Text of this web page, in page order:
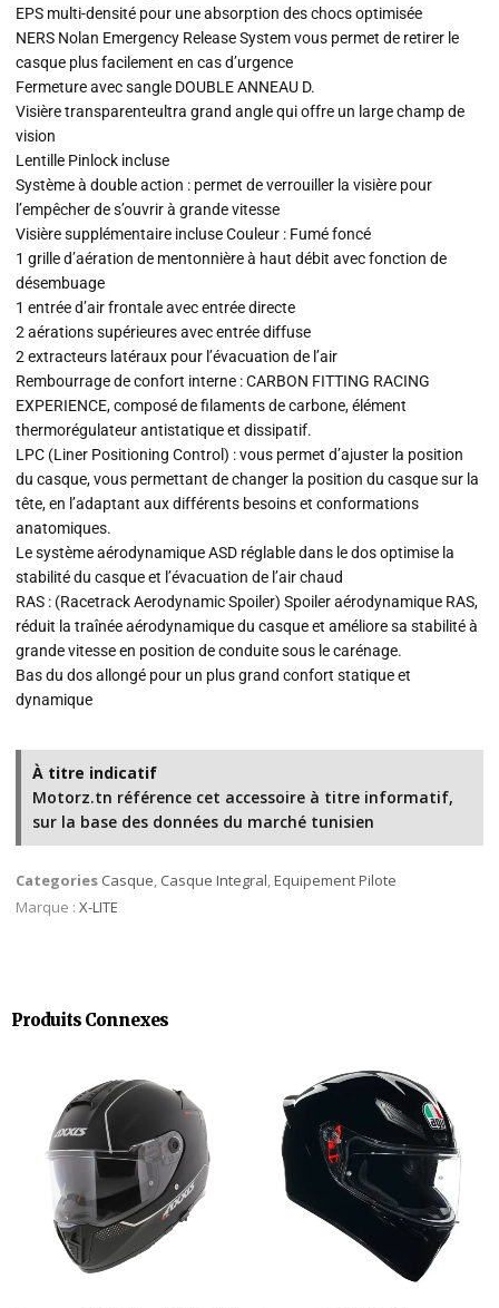
EPS multi-densité pour une absorption des chocs optimisée
NERS Nolan Emergency Release System vous permet de retirer le
casque plus facilement en cas d’urgence
Fermeture avec sangle DOUBLE ANNEAU D.
Visière transparenteultra grand angle qui offre un large champ de
vision
Lentille Pinlock incluse
Système à double action : permet de verrouiller la visière pour
l’empêcher de s’ouvrir à grande vitesse
Visière supplémentaire incluse Couleur : Fumé foncé
1 grille d’aération de mentonnière à haut débit avec fonction de
désembuage
1 entrée d’air frontale avec entrée directe
2 aérations supérieures avec entrée diffuse
2 extracteurs latéraux pour l’évacuation de l’air
Rembourrage de confort interne : CARBON FITTING RACING
EXPERIENCE, composé de filaments de carbone, élément
thermorégulateur antistatique et dissipatif.
LPC (Liner Positioning Control) : vous permet d’ajuster la position
du casque, vous permettant de changer la position du casque sur la
tête, en l’adaptant aux différents besoins et conformations
anatomiques.
Le système aérodynamique ASD réglable dans le dos optimise la
stabilité du casque et l’évacuation de l’air chaud
RAS : (Racetrack Aerodynamic Spoiler) Spoiler aérodynamique RAS,
réduit la traînée aérodynamique du casque et améliore sa stabilité à
grande vitesse en position de conduite sous le carénage.
Bas du dos allongé pour un plus grand confort statique et
dynamique
À titre indicatif
Motorz.tn référence cet accessoire à titre informatif,
sur la base des données du marché tunisien
Categories Casque, Casque Integral,Equipement Pilote
Marque : X-LITE
Produits Connexes